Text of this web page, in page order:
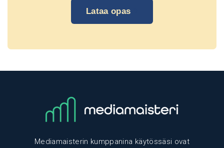
Lataa opas
Mediamaisterin kumppanina käytössäsi ovat